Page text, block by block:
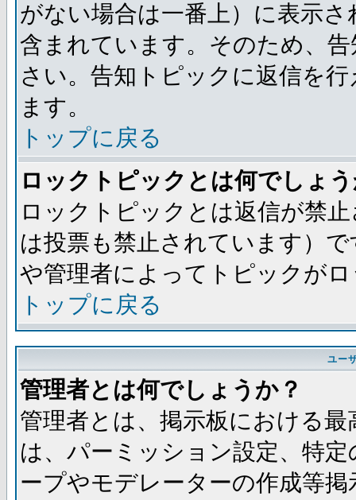
がない場合は一番上）に表示
含まれています。そのため、
さい。告知トピックに返信を
ます。
トップに戻る
ロックトピックとは何でしょ
ロックトピックとは返信が禁
は投票も禁止されています）
や管理者によってトピックが
トップに戻る
ユー
管理者とは何でしょうか？
管理者とは、掲示板における
は、パーミッション設定、特
ープやモデレーターの作成等